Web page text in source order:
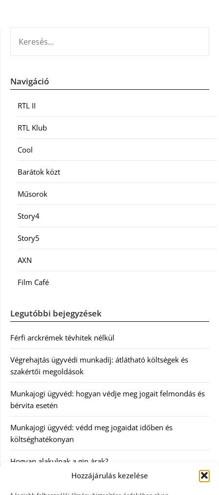
Hozzájárulás kezelése
Navigáció
RTL II
RTL Klub
Cool
Barátok közt
Műsorok
Story4
Story5
AXN
Film Café
Legutóbbi bejegyzések
Férfi arckrémek tévhitek nélkül
Végrehajtás ügyvédi munkadíj: átlátható költségek és
szakértői megoldások
Munkajogi ügyvéd: hogyan védje meg jogait felmondás és
bérvita esetén
Munkajogi ügyvéd: védd meg jogaidat időben és
költséghatékonyan
Hogyan alakulnak a gin árak?
Kategóriák